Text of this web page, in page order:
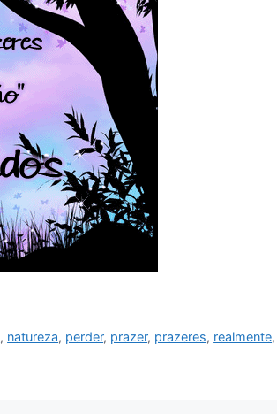
, natureza, perder, prazer, prazeres, realmente,